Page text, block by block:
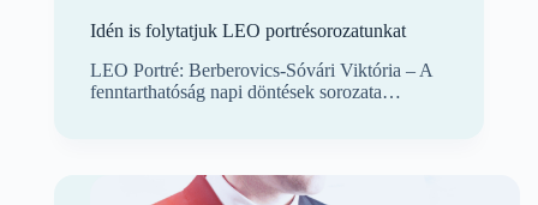
Idén is folytatjuk LEO portrésorozatunkat
LEO Portré: Berberovics-Sóvári Viktória – A
fenntarthatóság napi döntések sorozata…